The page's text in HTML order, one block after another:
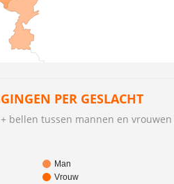
PER GESLACHT
bellen tussen mannen en vrouwen
Man
Vrouw